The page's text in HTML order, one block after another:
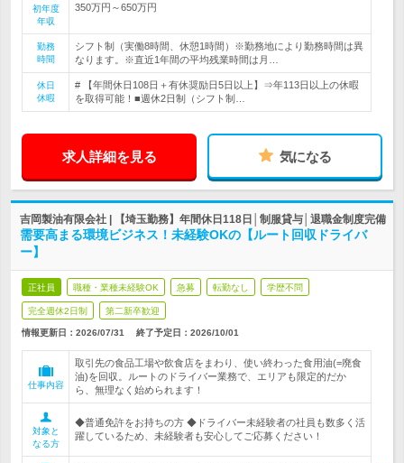
初年度
年収
350万円～650万円
勤務
時間
シフト制（実働8時間、休憩1時間）※勤務地により勤務時間は異
なります。※直近1年間の平均残業時間は月…
休日
休暇
# 【年間休日108日＋有休奨励日5日以上】⇒年113日以上の休暇
を取得可能！■週休2日制（シフト制…
求人詳細を見る 気になる
吉岡製油有限会社 | 【埼玉勤務】年間休日118日│制服貸与│退職金制度完備
需要高まる環境ビジネス！未経験OKの【ルート回収ドライバ
ー】
正社員 職種・業種未経験OK 急募 転勤なし 学歴不問
完全週休2日制 第二新卒歓迎
情報更新日：2026/07/31 終了予定日： 2026/10/01
仕事内容
取引先の食品工場や飲食店をまわり、使い終わった食用油(=廃食
油)を回収。ルートのドライバー業務で、エリアも限定的だか
ら、無理なく始められます！
対象と
なる方
◆普通免許をお持ちの方 ◆ドライバー未経験者の社員も数多く活
躍しているため、未経験者も安心してご応募ください！